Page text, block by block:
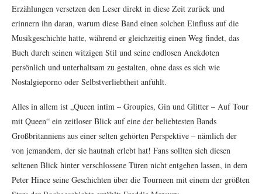
Erzählungen versetzen den Leser direkt in diese Zeit zurück und
erinnern ihn daran, warum diese Band einen solchen Einfluss auf die
Musikgeschichte hatte, während er gleichzeitig einen Weg findet, das
Buch durch seinen witzigen Stil und seine endlosen Anekdoten
persönlich und unterhaltsam zu gestalten, ohne dass es sich wie
Nostalgieporno oder Selbstverliebtheit anfühlt.
Alles in allem ist „Queen intim – Groupies, Gin und Glitter – Auf Tour
mit Queen“ ein zeitloser Blick auf eine der beliebtesten Bands
Großbritanniens aus einer selten gehörten Perspektive – nämlich der
von jemandem, der sie hautnah erlebt hat! Fans sollten sich diesen
seltenen Blick hinter verschlossene Türen nicht entgehen lassen, in dem
Peter Hince seine Geschichten über die Tourneen mit einem der größten